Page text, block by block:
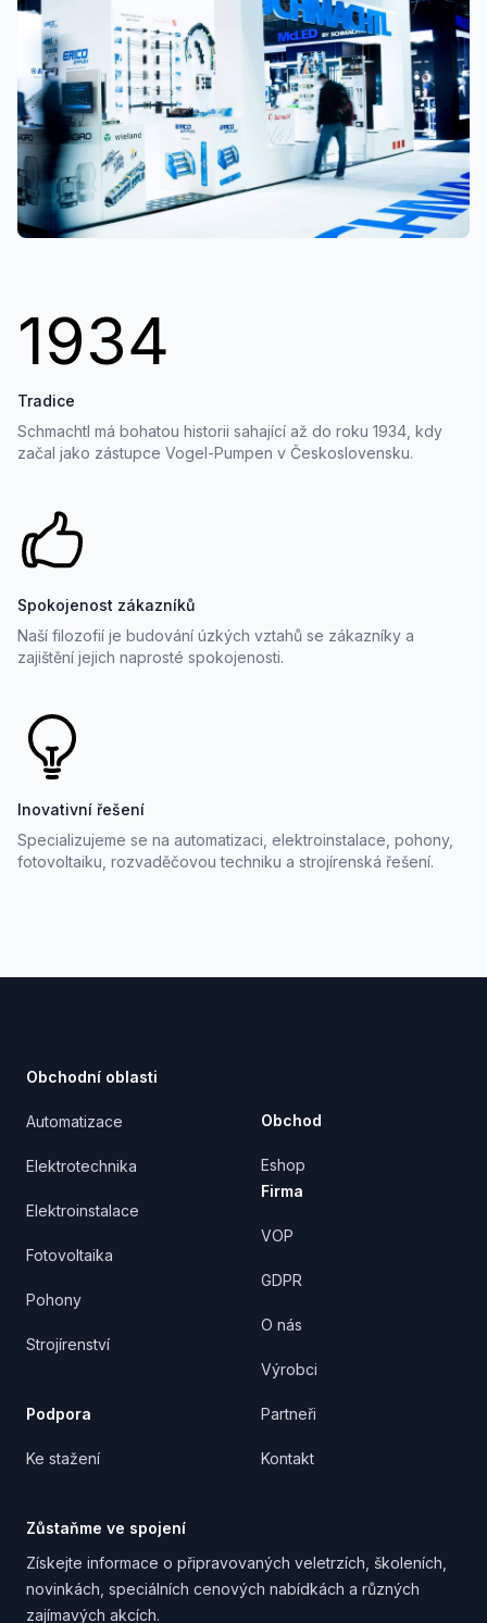
1934
Tradice
Schmachtl má bohatou historii sahající až do roku 1934, kdy
začal jako zástupce Vogel-Pumpen v Československu.
Spokojenost zákazníků
Naší filozofií je budování úzkých vztahů se zákazníky a
zajištění jejich naprosté spokojenosti.
Inovativní řešení
Specializujeme se na automatizaci, elektroinstalace, pohony,
fotovoltaiku, rozvaděčovou techniku a strojírenská řešení.
Obchodní oblasti
Automatizace
Elektrotechnika
Elektroinstalace
Fotovoltaika
Pohony
Strojírenství
Podpora
Ke stažení
Obchod
Eshop
Firma
VOP
GDPR
O nás
Výrobci
Partneři
Kontakt
Zůstaňme ve spojení
Získejte informace o připravovaných veletrzích, školeních,
novinkách, speciálních cenových nabídkách a různých
zajímavých akcích.